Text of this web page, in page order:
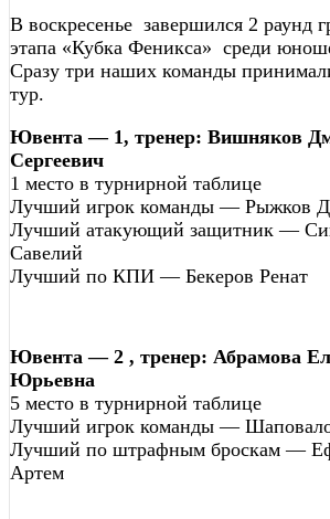
В воскресенье завершился 2 раунд
этапа «Кубка Феникса» среди
Сразу три наших команды
тур.
Ювента — 1, тренер: Вишняков
Сергеевич
1 место в турнирной таблице
Лучший игрок команды — Рыжков
Лучший атакующий защитник —
Савелий
Лучший по КПИ — Бекеров Ренат
Ювента — 2 , тренер: Абрамова
Юрьевна
5 место в турнирной таблице
Лучший игрок команды —
Лучший по штрафным броскам —
Артем